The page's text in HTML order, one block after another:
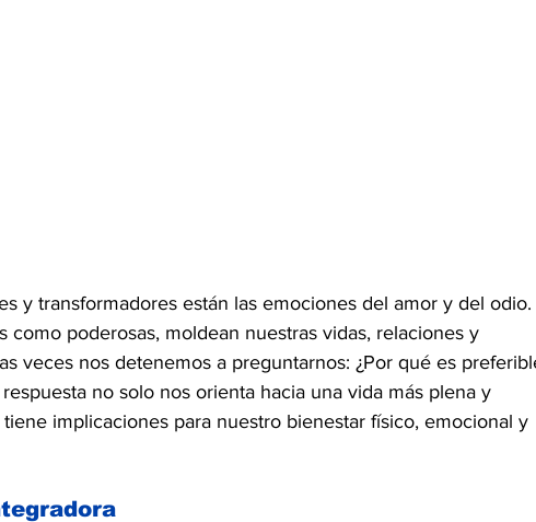
y transformadores están las emociones del amor y del odio.
como poderosas, moldean nuestras vidas, relaciones y
veces nos detenemos a preguntarnos: ¿Por qué es
no solo nos orienta hacia una vida más plena y
implicaciones para nuestro bienestar físico, emocional y